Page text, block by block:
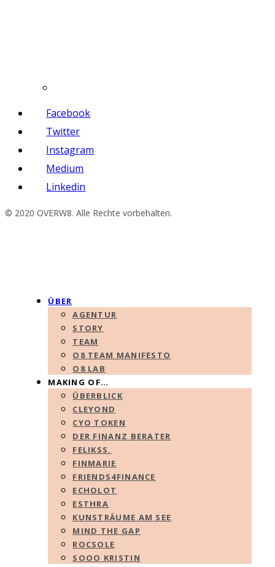
Facebook
Twitter
Instagram
Medium
Linkedin
© 2020 OVERW8. Alle Rechte vorbehalten.
ÜBER
AGENTUR
STORY
TEAM
O8 TEAM MANIFESTO
O8 LAB
MAKING OF…
ÜBERBLICK
CLEYOND
CYO TOKEN
DER FINANZ BERATER
FELIKSS.
FINMARIE
FRIENDS4FINANCE
ECHOLOT
ESTHRA
KUNSTRÄUME AM SEE
MIND THE GAP
ROCSOLE
SOOO KRISTIN